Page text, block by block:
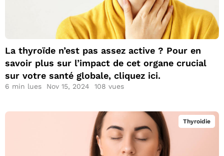
La thyroïde n’est pas
assez active ? Pour
en savoir plus sur
l’impact de cet
organe crucial sur
cliquez ici.
La thyroïde n’est pas assez active ? Pour en
savoir plus sur l’impact de cet organe crucial
sur votre santé globale, cliquez ici.
6 min lues Nov 15, 2024 108 vues
Thyroidie